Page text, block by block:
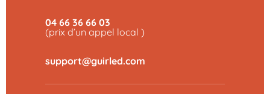
04 66 36 66 03
(prix d’un appel local )